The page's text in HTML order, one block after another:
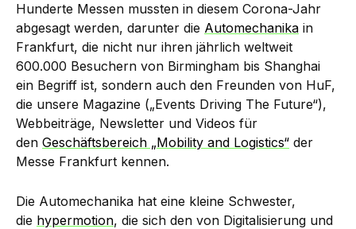
Hunderte Messen mussten in diesem Corona-Jahr
abgesagt werden, darunter die Automechanika in
Frankfurt, die nicht nur ihren jährlich weltweit
600.000 Besuchern von Birmingham bis Shanghai
ein Begriff ist, sondern auch den Freunden von HuF,
die unsere Magazine („Events Driving The Future“),
Webbeiträge, Newsletter und Videos für
den Geschäftsbereich „Mobility and Logistics“ der
Messe Frankfurt kennen.
Die Automechanika hat eine kleine Schwester,
die hypermotion, die sich den von Digitalisierung und